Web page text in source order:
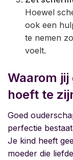
Hoewel
ook een
te nemen
voelt.
Waarom
hoeft te
Goed
perfectie
Je kind heeft
moeder die